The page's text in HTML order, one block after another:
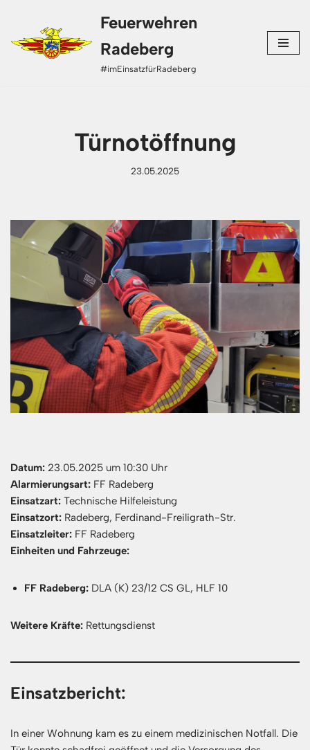
Zum
Inhalt
Feuerwehren
Radeberg
#imEinsatzfürRadeberg
Türnotöffnung
23.05.2025
Datum: 23.05.2025 um 10:30 Uhr
Alarmierungsart: FF Radeberg
Einsatzart: Technische Hilfeleistung
Einsatzort: Radeberg, Ferdinand-Freiligrath-Str.
Einsatzleiter: FF Radeberg
Einheiten und Fahrzeuge:
FF Radeberg: DLA (K) 23/12 CS GL, HLF 10
Weitere Kräfte: Rettungsdienst
Einsatzbericht:
In einer Wohnung kam es zu einem medizinischen Notfall. Die